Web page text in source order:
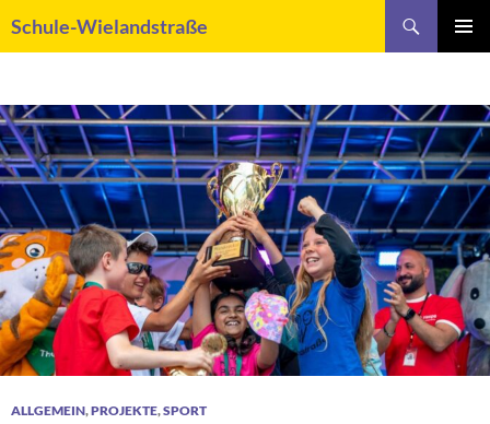
Inhalt
Schule-Wielandstraße
ALLGEMEIN,PROJEKTE,SPORT